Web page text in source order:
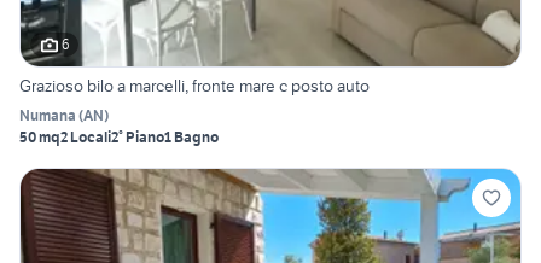
6
Grazioso bilo a marcelli, fronte mare c posto auto
Numana (AN)
50 mq2 Locali2° Piano1 Bagno